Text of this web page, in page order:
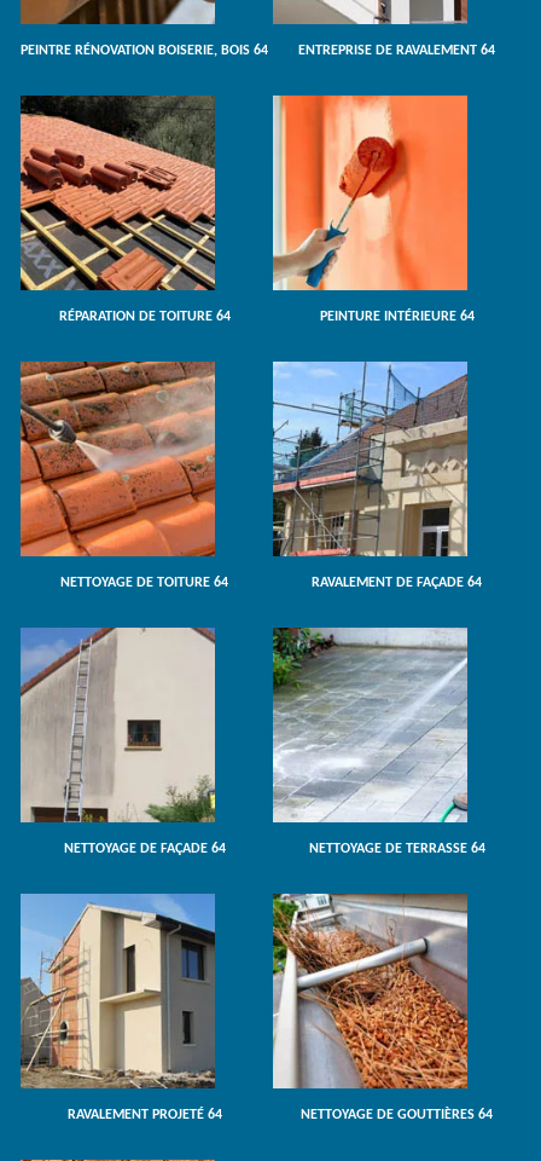
PEINTRE RÉNOVATION BOISERIE, BOIS 64 ENTREPRISE DE RAVALEMENT 64
RÉPARATION DE TOITURE 64 PEINTURE INTÉRIEURE 64
NETTOYAGE DE TOITURE 64 RAVALEMENT DE FAÇADE 64
NETTOYAGE DE FAÇADE 64 NETTOYAGE DE TERRASSE 64
RAVALEMENT PROJETÉ 64 NETTOYAGE DE GOUTTIÈRES 64